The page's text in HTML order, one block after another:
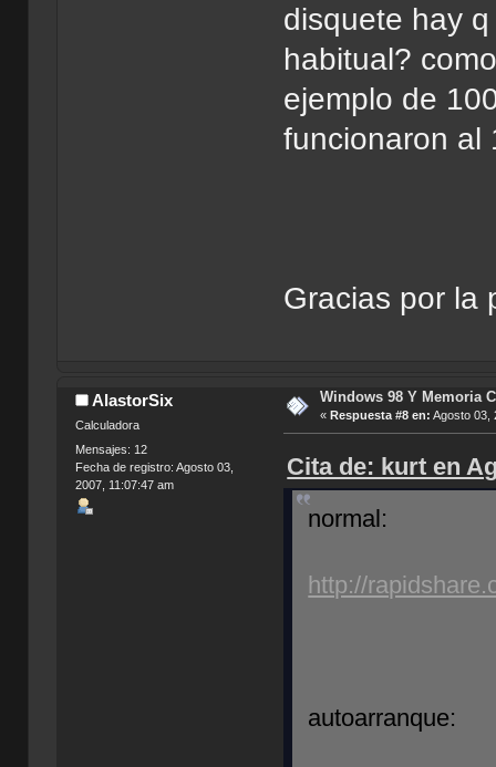
disquete hay
habitual?
ejemplo de
funcionaron al
Gracias por la
AlastorSix
Calculadora
Mensajes: 12
Fecha de registro: Agosto 03,
2007, 11:07:47 am
Windows 98 Y Memoria
« Respuesta #8 en: Agosto 03,
Cita de: kurt en
normal:
http://
autoarranque: